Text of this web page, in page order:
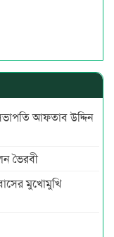
আফতাব উদ্দিন
ভৈরবী
মুখোমুখি